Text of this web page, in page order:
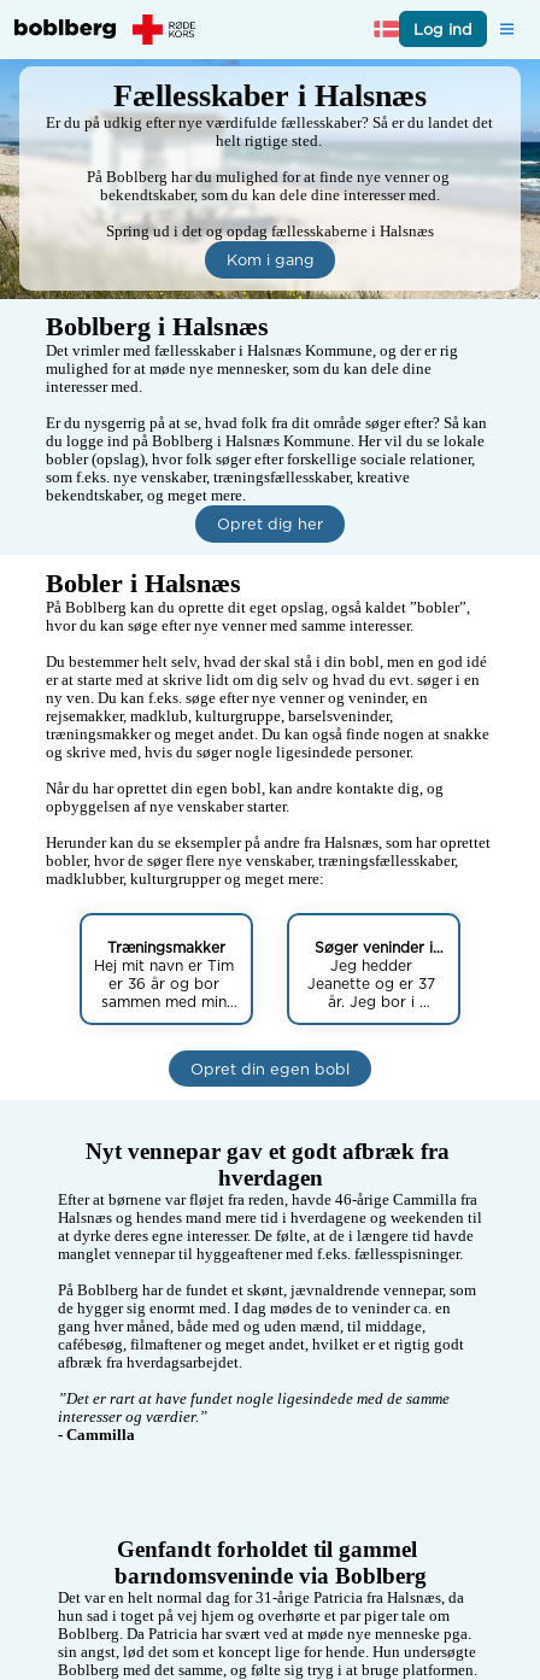
Log ind
Fællesskaber i Halsnæs
Er du på udkig efter nye værdifulde fællesskaber? Så er du landet det
helt rigtige sted.
På Boblberg har du mulighed for at finde nye venner og
bekendtskaber, som du kan dele dine interesser med.
Spring ud i det og opdag fællesskaberne i Halsnæs
Kom i gang
Boblberg i Halsnæs
Det vrimler med fællesskaber i Halsnæs Kommune, og der er rig
mulighed for at møde nye mennesker, som du kan dele dine
interesser med.
Er du nysgerrig på at se, hvad folk fra dit område søger efter? Så kan
du logge ind på Boblberg i Halsnæs Kommune. Her vil du se lokale
bobler (opslag), hvor folk søger efter forskellige sociale relationer,
som f.eks. nye venskaber, træningsfællesskaber, kreative
bekendtskaber, og meget mere.
Opret dig her
Bobler i Halsnæs
På Boblberg kan du oprette dit eget opslag, også kaldet ”bobler”,
hvor du kan søge efter nye venner med samme interesser.
Du bestemmer helt selv, hvad der skal stå i din bobl, men en god idé
er at starte med at skrive lidt om dig selv og hvad du evt. søger i en
ny ven. Du kan f.eks. søge efter nye venner og veninder, en
rejsemakker, madklub, kulturgruppe, barselsveninder,
træningsmakker og meget andet. Du kan også finde nogen at snakke
og skrive med, hvis du søger nogle ligesindede personer.
Når du har oprettet din egen bobl, kan andre kontakte dig, og
opbyggelsen af nye venskaber starter.
Herunder kan du se eksempler på andre fra Halsnæs, som har oprettet
bobler, hvor de søger flere nye venskaber, træningsfællesskaber,
madklubber, kulturgrupper og meget mere:
Træningsmakker
Hej mit navn er Tim
er 36 år og bor
sammen med min
kæreste, i
mangler en som
kunne være min
trænings makker,
Søger veninder i
Halsnæs
Jeg hedder
Jeanette og er 37
år. Jeg bor i
ølsted(en by i
Jeg bor til leje i et
rækkehus, sammen
Mine interesser er
film, strikke, dyr.
Jeg søger en
veninde, fordi jeg
godt kunne tænke
mig, at udvide mit
lærer andre at
kende
Opret din egen bobl
Nyt vennepar gav et godt afbræk fra
hverdagen
Efter at børnene var fløjet fra reden, havde 46-årige Cammilla fra
Halsnæs og hendes mand mere tid i hverdagene og weekenden til
at dyrke deres egne interesser. De følte, at de i længere tid havde
manglet vennepar til hyggeaftener med f.eks. fællesspisninger.
På Boblberg har de fundet et skønt, jævnaldrende vennepar, som
de hygger sig enormt med. I dag mødes de to veninder ca. en
gang hver måned, både med og uden mænd, til middage,
cafébesøg, filmaftener og meget andet, hvilket er et rigtig godt
afbræk fra hverdagsarbejdet.
”Det er rart at have fundet nogle ligesindede med de samme
interesser og værdier.”
- Cammilla
Genfandt forholdet til gammel
barndomsveninde via Boblberg
Det var en helt normal dag for 31-årige Patricia fra Halsnæs, da
hun sad i toget på vej hjem og overhørte et par piger tale om
Boblberg. Da Patricia har svært ved at møde nye menneske pga.
sin angst, lød det som et koncept lige for hende. Hun undersøgte
Boblberg med det samme, og følte sig tryg i at bruge platformen.